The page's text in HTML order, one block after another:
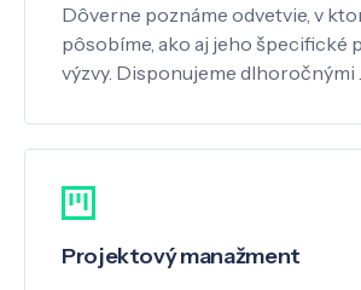
Dôverne poznáme odvetvie, v
pôsobíme, ako aj jeho špecifické
výzvy. Disponujeme dlhoročnými …
Projektový manažment